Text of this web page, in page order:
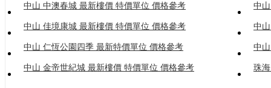
中山 中澳春城 最新樓價 特價單位 價格參考 中
中山 佳境康城 最新樓價 特價單位 價格參考 中
中山 仁恆公園四季 最新特價單位 價格參考 中
中山 金帝世紀城 最新樓價 特價單位 價格參考 珠